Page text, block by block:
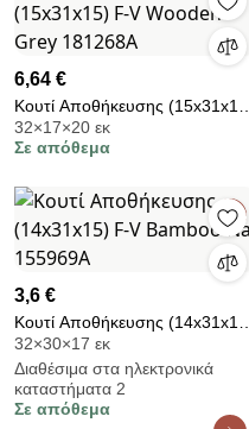
6,64 €
Κουτί Αποθήκευσης (15x31x15)
F-V Wooden Grey 181268A
32×17×20 εκ
Σε απόθεμα
3,6 €
Κουτί Αποθήκευσης (14x31x15)
F-V Bamboo Nat 155969A
32×30×17 εκ
Διαθέσιμα στα ηλεκτρονικά
καταστήματα 2
Σε απόθεμα